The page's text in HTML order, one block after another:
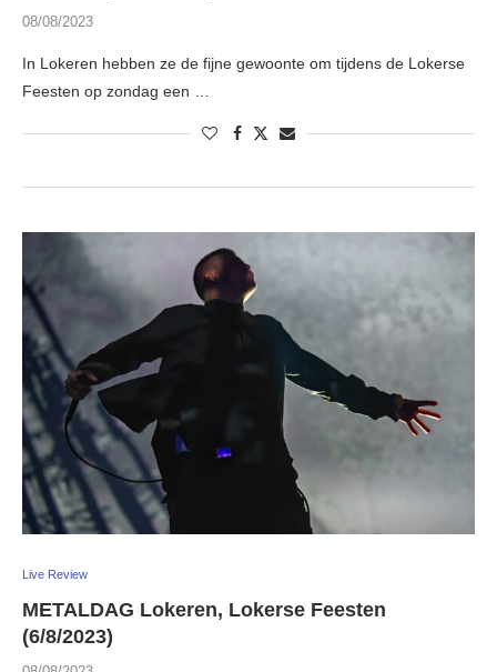
08/08/2023
In Lokeren hebben ze de fijne gewoonte om tijdens de Lokerse
Feesten op zondag een …
Live Review
METALDAG Lokeren, Lokerse Feesten
(6/8/2023)